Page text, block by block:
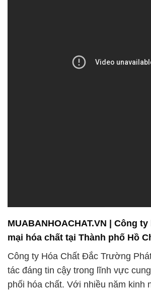
MUABANHOACHAT.VN | Công
mại hóa chất tại Thành phố Hồ
Công ty Hóa Chất Đắc Trường
tác đáng tin cậy trong lĩnh vực
phối hóa chất. Với nhiều năm kinh